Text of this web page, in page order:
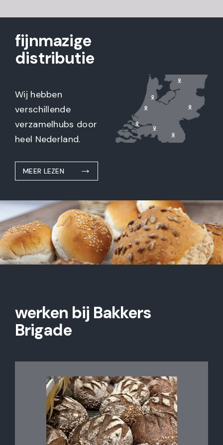
fijnmazige
distributie
Wij hebben
verschillende
verzamelhubs door
heel Nederland.
MEER LEZEN
werken bij Bakkers
Brigade